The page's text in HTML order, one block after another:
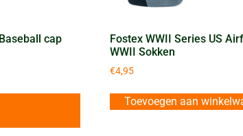
cap
Fostex WWII Series US
WWII Sokken
€4,95
Toevoegen aan